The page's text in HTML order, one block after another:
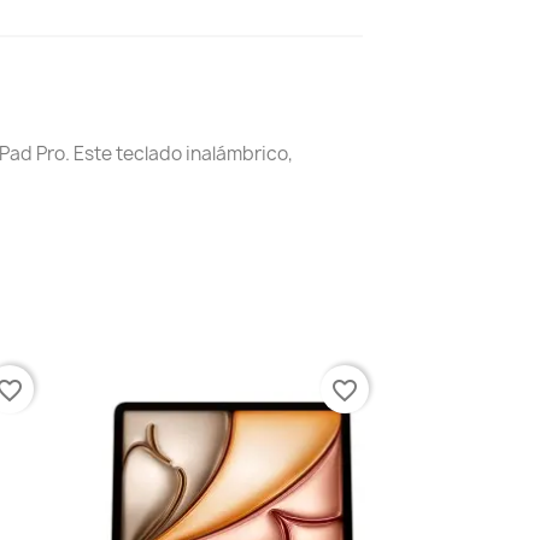
Pro. Este teclado inalámbrico,
favorite_border